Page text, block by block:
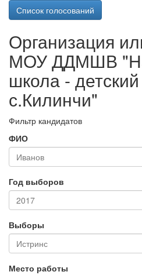
Список голосований
Организация
МОУ ДДМШВ
школа -
с.Килинчи"
Фильтр кандидатов
ФИО
Год выборов
Выборы
Место работы